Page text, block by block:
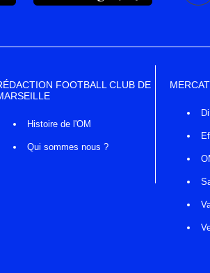
FOOTBALL CLUB DE
Histoire de l'OM
Qui sommes nous ?